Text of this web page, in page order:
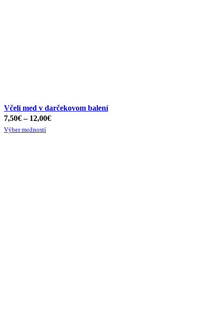
Včelí med v darčekovom balení
7,50€– 12,00€
Výber možností